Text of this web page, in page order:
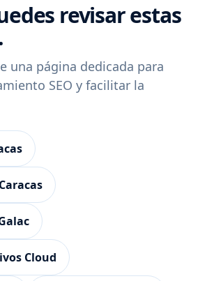
revisar estas
una página dedicada para
SEO y facilitar la
Cloud